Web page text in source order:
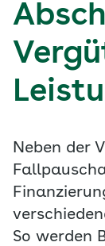
Neben der
So werden